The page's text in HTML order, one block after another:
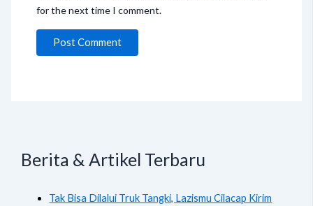
for the next time I comment.
Berita & Artikel Terbaru
Tak Bisa Dilalui Truk Tangki, Lazismu Cilacap Kirim